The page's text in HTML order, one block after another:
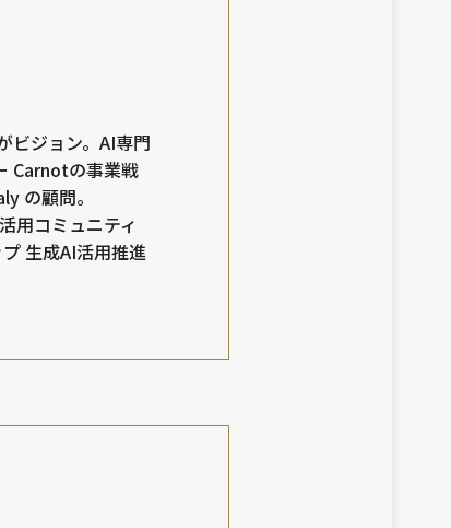
ビジョン。AI専門
Carnotの事業戦
の顧問。
用コミュニティ
生成AI活用推進